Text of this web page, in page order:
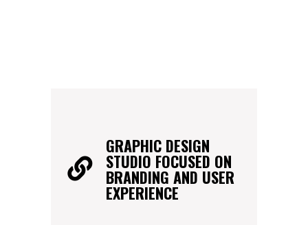
GRAPHIC DESIGN
STUDIO FOCUSED ON
BRANDING AND USER
EXPERIENCE